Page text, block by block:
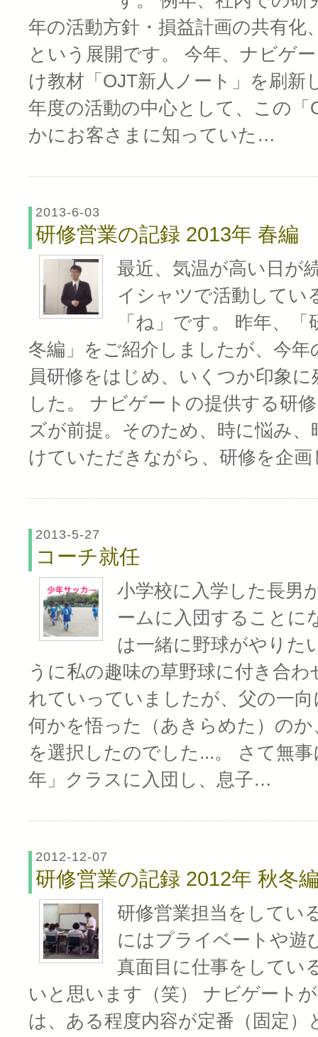
年の活動方針・損益計画の共有化
という展開です。 今年、ナビゲ
け教材「OJT新人ノート」を刷新
年度の活動の中心として、この「
かにお客さまに知っていた…
2013-6-03
研修営業の記録 2013年 春編
最近、気温が高い日が
イシャツで活動してい
「ね」です。 昨年、
冬編」をご紹介しましたが、今年
員研修をはじめ、いくつか印象
した。 ナビゲートの提供する研
ズが前提。そのため、時に悩み
けていただきながら、研修を企
2013-5-27
コーチ就任
小学校に入学した長男
ームに入団することに
は一緒に野球がやりた
うに私の趣味の草野球に付き合
れていっていましたが、父の一
何かを悟った（あきらめた）の
を選択したのでした...。 さて無
年」クラスに入団し、息子…
2012-12-07
研修営業の記録 2012年 秋冬
研修営業担当をしてい
にはプライベートや遊
真面目に仕事をしてい
いと思います（笑） ナビゲート
は、ある程度内容が定番（固定